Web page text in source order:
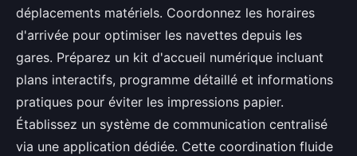
déplacements matériels. Coordonnez les horaires
d'arrivée pour optimiser les navettes depuis les
gares. Préparez un kit d'accueil numérique incluant
plans interactifs, programme détaillé et informations
pratiques pour éviter les impressions papier.
Établissez un système de communication centralisé
via une application dédiée. Cette coordination fluide